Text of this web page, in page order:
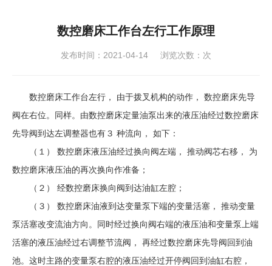
数控磨床工作台左行工作原理
发布时间：2021-04-14 浏览次数： 次
数控磨床工作台左行， 由于拨叉机构的动作， 数控磨床先导
阀在右位。同样。由数控磨床定量油泵出来的液压油经过数控磨床
先导阀到达左调整器也有３ 种流向， 如下：
（１） 数控磨床液压油经过换向阀左端， 推动阀芯右移， 为
数控磨床液压油的再次换向作准备；
（２） 经数控磨床换向阀到达油缸左腔；
（３） 数控磨床油液到达变量泵下端的变量活塞， 推动变量
泵活塞改变流油方向。同时经过换向阀右端的液压油和变量泵上端
活塞的液压油经过右调整节流阀， 再经过数控磨床先导阀回到油
池。这时主路的变量泵右腔的液压油经过开停阀回到油缸右腔，